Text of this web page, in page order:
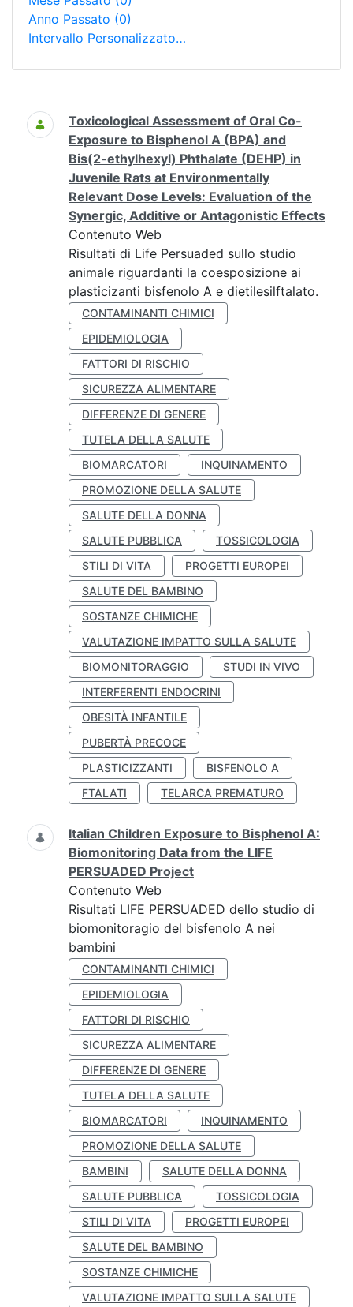
Anno Passato (0)
Intervallo Personalizzato…
Ricerca
Toxicological Assessment of Oral Co-
Exposure to Bisphenol A (BPA) and
Bis(2-ethylhexyl) Phthalate (DEHP) in
Juvenile Rats at Environmentally
Relevant Dose Levels: Evaluation of the
Synergic, Additive or Antagonistic Effects
Contenuto Web
Risultati di Life Persuaded sullo studio
animale riguardanti la coesposizione ai
plasticizanti bisfenolo A e dietilesilftalato.
CONTAMINANTI CHIMICI
EPIDEMIOLOGIA
FATTORI DI RISCHIO
SICUREZZA ALIMENTARE
DIFFERENZE DI GENERE
TUTELA DELLA SALUTE
BIOMARCATORI
INQUINAMENTO
PROMOZIONE DELLA SALUTE
SALUTE DELLA DONNA
SALUTE PUBBLICA
TOSSICOLOGIA
STILI DI VITA
PROGETTI EUROPEI
SALUTE DEL BAMBINO
SOSTANZE CHIMICHE
VALUTAZIONE IMPATTO SULLA SALUTE
BIOMONITORAGGIO
STUDI IN VIVO
INTERFERENTI ENDOCRINI
OBESITÀ INFANTILE
PUBERTÀ PRECOCE
PLASTICIZZANTI
BISFENOLO A
FTALATI
TELARCA PREMATURO
Italian Children Exposure to Bisphenol A:
Biomonitoring Data from the LIFE
PERSUADED Project
Contenuto Web
Risultati LIFE PERSUADED dello studio di
biomonitoragio del bisfenolo A nei
bambini
CONTAMINANTI CHIMICI
EPIDEMIOLOGIA
FATTORI DI RISCHIO
SICUREZZA ALIMENTARE
DIFFERENZE DI GENERE
TUTELA DELLA SALUTE
BIOMARCATORI
INQUINAMENTO
PROMOZIONE DELLA SALUTE
BAMBINI
SALUTE DELLA DONNA
SALUTE PUBBLICA
TOSSICOLOGIA
STILI DI VITA
PROGETTI EUROPEI
SALUTE DEL BAMBINO
SOSTANZE CHIMICHE
VALUTAZIONE IMPATTO SULLA SALUTE